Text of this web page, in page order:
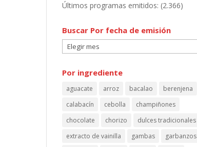
Últimos programas emitidos: (2.366)
Buscar Por fecha de emisión
Buscar
Por
fecha
emisión
Por ingrediente
aguacate arroz bacalao
berenjena
calabacín
cebolla
champiñones
chocolate
chorizo
dulces tradicionales
extracto de vainilla
gambas
garbanzos